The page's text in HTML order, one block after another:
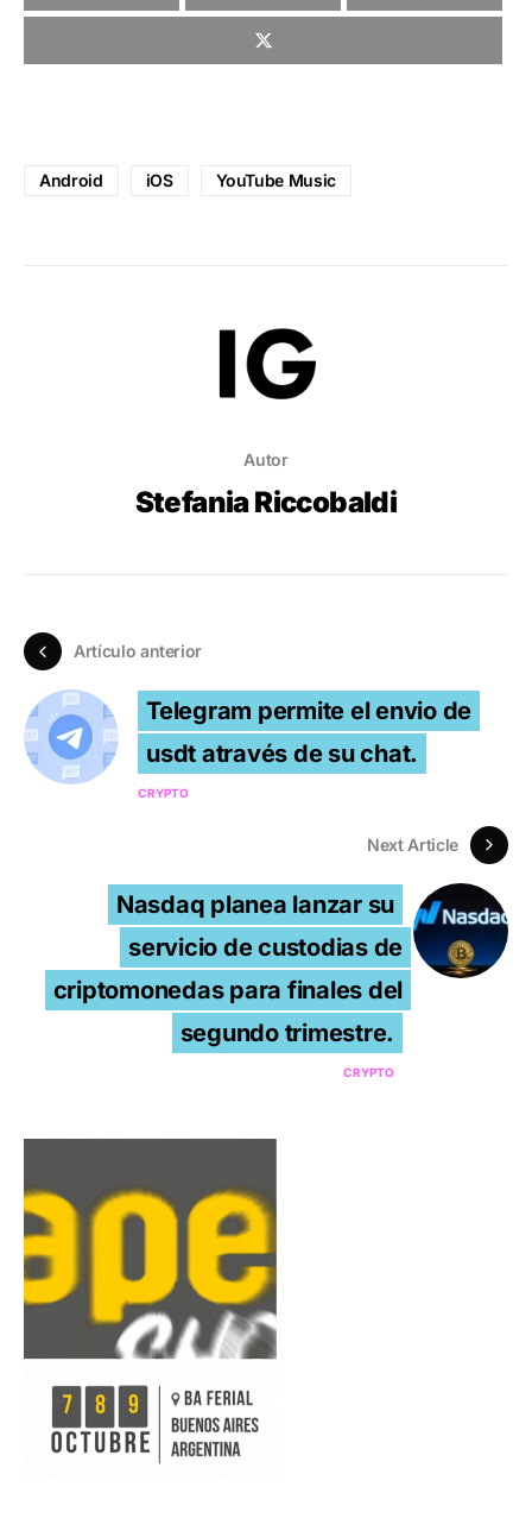
Android iOS YouTube Music
Autor
Stefania Riccobaldi
Artículo anterior
Telegram permite el envio de
usdt através de su chat.
CRYPTO
Next Article
Nasdaq planea lanzar su
servicio de custodias de
criptomonedas para finales del
segundo trimestre.
CRYPTO